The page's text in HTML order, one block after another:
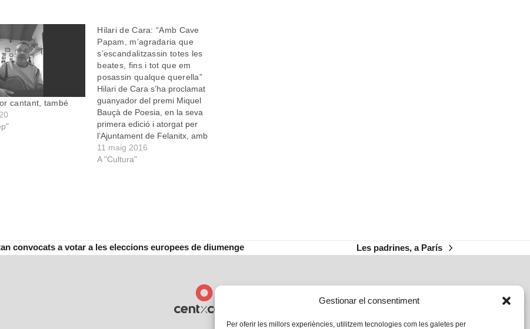
Gestionar el consentiment
Per oferir les millors experiències, utilitzem tecnologies com les galetes per
cantant, també
Hilari de Cara: “Amb Cave
Papam, m’agradaria que
s’escandalitzassin totes les
beates, fins i tot que em
posassin qualque querella”
Hilari de Cara s’ha proclamat
guanyador del premi Miquel
Bauçà de Poesia, en la seva
primera edició i atorgat per
l’Ajuntament de Felanitx, amb
Cave Papam. El guardó s’afegeix
a d’altres que De Cara havia
11 maig 2016
A "Cultura"
convocats a votar a les eleccions europees de diumenge
next
Les padrines, a París